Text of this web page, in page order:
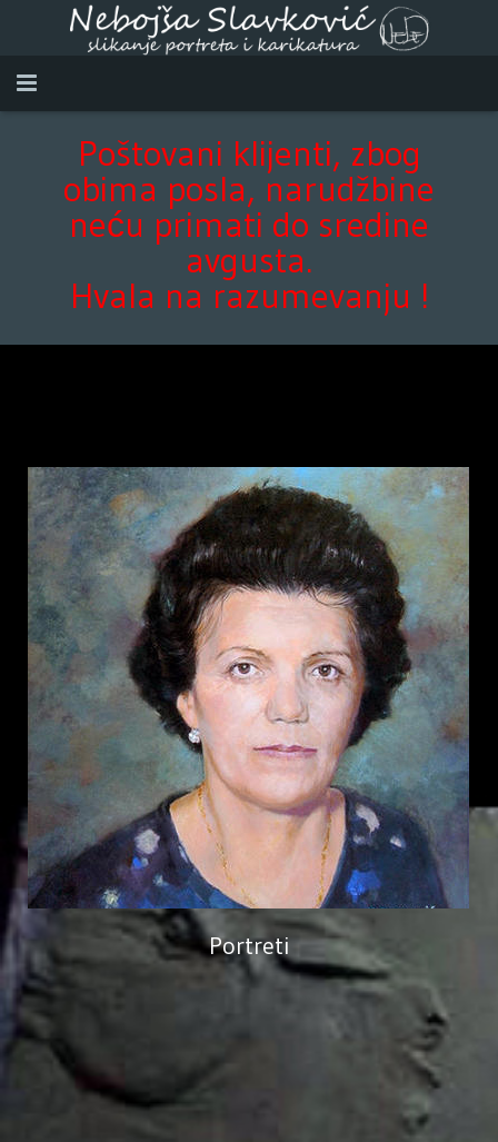
O Meni
Kontakt
Poštovani klijenti, zbog
obima posla, narudžbine
neću primati do sredine
avgusta.
Hvala na razumevanju !
Portreti